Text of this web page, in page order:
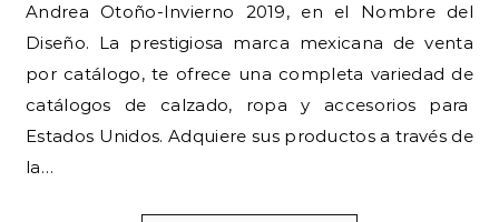
Andrea Otoño-Invierno 2019, en el Nombre del
Diseño. La prestigiosa marca mexicana de venta
por catálogo, te ofrece una completa variedad de
catálogos de calzado, ropa y accesorios para
Estados Unidos. Adquiere sus productos a través de
la…